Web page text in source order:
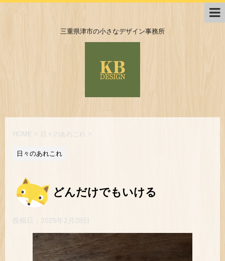
三重県津市の小さなデザイン事務所
HOME > 日々のあれこれ >
日々のあれこれ
どんだけでもいける
投稿日： 2025年2月28日